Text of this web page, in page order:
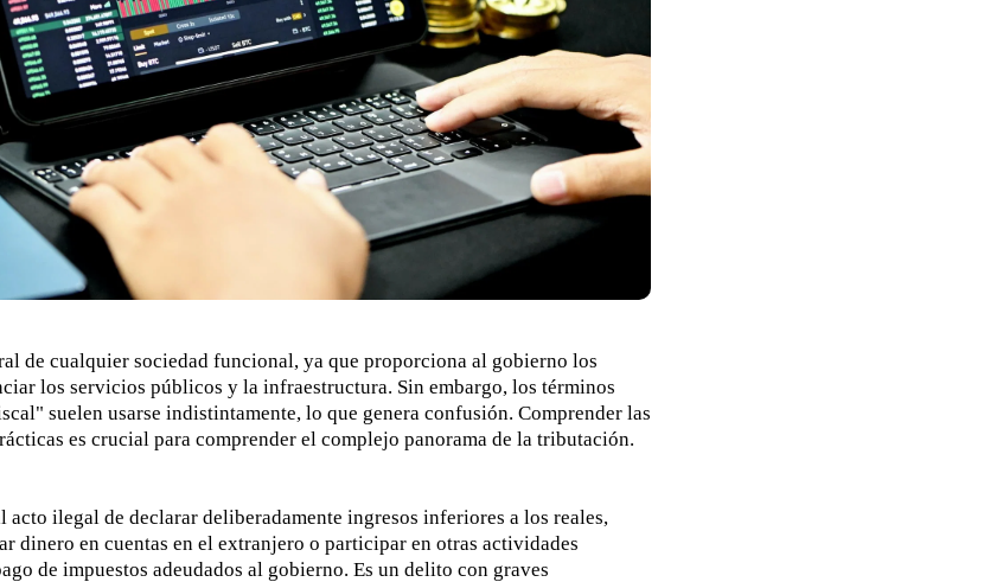
de cualquier sociedad funcional, ya que proporciona al gobierno los
los servicios públicos y la infraestructura. Sin embargo, los términos
suelen usarse indistintamente, lo que genera confusión. Comprender las
es crucial para comprender el complejo panorama de la tributación.
acto ilegal de declarar deliberadamente ingresos inferiores a los reales,
dinero en cuentas en el extranjero o participar en otras actividades
de impuestos adeudados al gobierno. Es un delito con graves